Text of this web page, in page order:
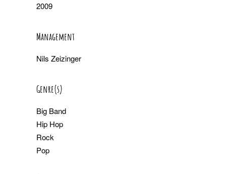
2009
Management
Nils Zeizinger
Genre(s)
Big Band
Hip Hop
Rock
Pop